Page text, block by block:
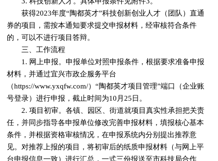
获得2023年度“陶都英才”科技创新创业人才（团队）直通
券的项目，需按本通知要求提交申报材料，经审核符合条件
的，可以不进行项目答辩。
三、工作流程
1. 网上申报。申报单位对照申报条件，根据要求准备申报
材料，并通过宜兴市政企服务平台
（https://www.yxqfw.com/）“陶都英才项目管理”端口（企业账
号登录）进行申报，截止时间为10月25日。
2. 项目初审。各镇、园区、街道就项目真实性承担把关责
任，并同步指导各申报单位修改完善申报材料，填报核心基本
条件，并根据资格审核情况，在申报系统内分别提出推荐意
见。对推荐上报的项目，将初审后的纸质申报材料（与网上平
台申报信息一致）进行汇总，一式三份报送至市科技局合作